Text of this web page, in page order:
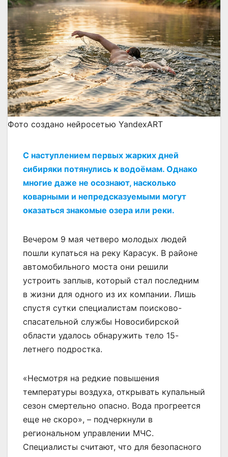
Фото создано нейросетью YandexART
С наступлением первых жарких дней
сибиряки потянулись к водоёмам. Однако
многие даже не осознают, насколько
коварными и непредсказуемыми могут
оказаться знакомые озера или реки.
Вечером 9 мая четверо молодых людей
пошли купаться на реку Карасук. В районе
автомобильного моста они решили
устроить заплыв, который стал последним
в жизни для одного из их компании. Лишь
спустя сутки специалистам поисково-
спасательной службы Новосибирской
области удалось обнаружить тело 15-
летнего подростка.
«Несмотря на редкие повышения
температуры воздуха, открывать купальный
сезон смертельно опасно. Вода прогреется
еще не скоро», – подчеркнули в
региональном управлении МЧС.
Специалисты считают, что для безопасного